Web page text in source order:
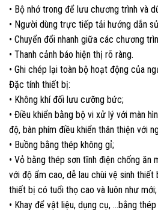
• Bộ nhớ trong để lưu chương trình và
• Người dùng trực tiếp tải hướng dẫn
• Chuyển đổi nhanh giữa các chương
• Thanh cảnh báo hiện thị rõ ràng.
• Ghi chép lại toàn bộ hoạt động của
Đặc tính thiết bị:
• Không khí đối lưu cưỡng bức;
• Điều khiển bằng bộ vi xử lý với màn
độ, bàn phím điều khiển thân thiện với
• Buồng bằng thép không gỉ;
• Vỏ bằng thép sơn tĩnh điện chống ăn
với độ ẩm cao, dễ lau chùi vệ sinh
thiết bị có tuổi thọ cao và luôn như mới;
• Khay để vật liệu, dụng cụ, …bằng